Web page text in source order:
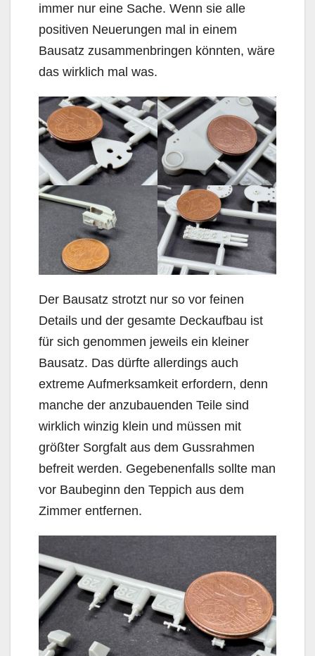
immer nur eine Sache. Wenn sie alle
positiven Neuerungen mal in einem
Bausatz zusammenbringen könnten, wäre
das wirklich mal was.
Der Bausatz strotzt nur so vor feinen
Details und der gesamte Deckaufbau ist
für sich genommen jeweils ein kleiner
Bausatz. Das dürfte allerdings auch
extreme Aufmerksamkeit erfordern, denn
manche der anzubauenden Teile sind
wirklich winzig klein und müssen mit
größter Sorgfalt aus dem Gussrahmen
befreit werden. Gegebenenfalls sollte man
vor Baubeginn den Teppich aus dem
Zimmer entfernen.